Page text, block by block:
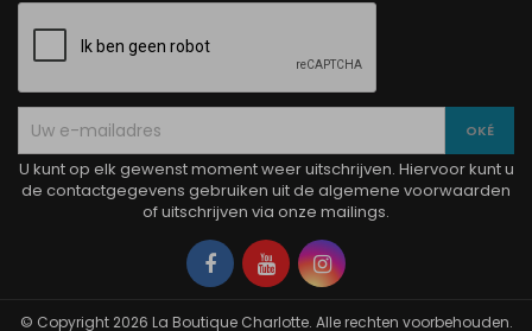
U kunt op elk gewenst moment weer uitschrijven. Hiervoor kunt u
de contactgegevens gebruiken uit de algemene voorwaarden
of uitschrijven via onze mailings.
Facebook
YouTubeInstagram
© Copyright 2026 La Boutique Charlotte. Alle rechten voorbehouden.